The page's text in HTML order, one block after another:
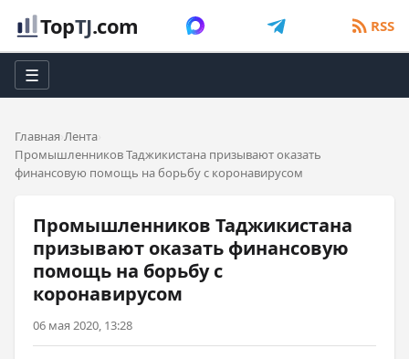
TopTJ.com RSS
☰
Главная Лента
Промышленников Таджикистана призывают оказать
финансовую помощь на борьбу с коронавирусом
Промышленников Таджикистана
призывают оказать финансовую
помощь на борьбу с
коронавирусом
06 мая 2020, 13:28